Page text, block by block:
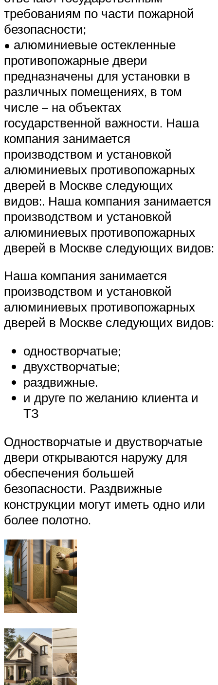
требованиям по части пожарной
безопасности;
• алюминиевые остекленные
противопожарные двери
предназначены для установки в
различных помещениях, в том
числе – на объектах
государственной важности. Наша
компания занимается
производством и установкой
алюминиевых противопожарных
дверей в Москве следующих
видов:. Наша компания занимается
производством и установкой
алюминиевых противопожарных
дверей в Москве следующих видов:
Наша компания занимается
производством и установкой
алюминиевых противопожарных
дверей в Москве следующих видов:
одностворчатые;
двухстворчатые;
раздвижные.
и друге по желанию клиента и
ТЗ
Одностворчатые и двустворчатые
двери открываются наружу для
обеспечения большей
безопасности. Раздвижные
конструкции могут иметь одно или
более полотно.